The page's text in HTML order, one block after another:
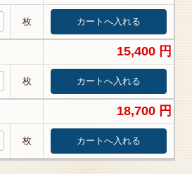
枚
15,400 円
枚
18,700 円
枚